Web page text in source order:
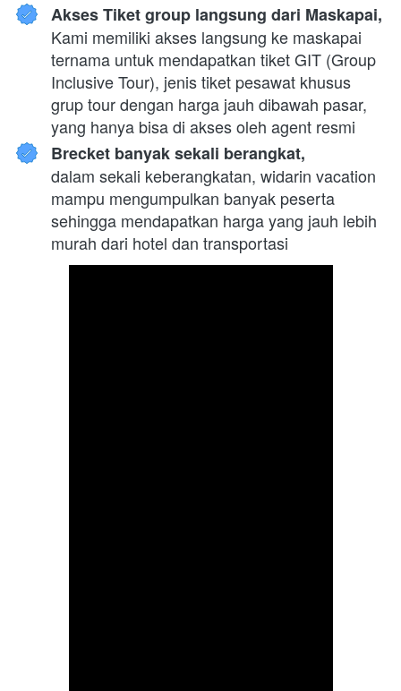
Akses Tiket group langsung dari Maskapai,
Kami memiliki akses langsung ke maskapai
ternama untuk mendapatkan tiket GIT (Group
Inclusive Tour), jenis tiket pesawat khusus
grup tour dengan harga jauh dibawah pasar,
yang hanya bisa di akses oleh agent resmi
Brecket banyak sekali berangkat,
dalam sekali keberangkatan, widarin vacation
mampu mengumpulkan banyak peserta
sehingga mendapatkan harga yang jauh lebih
murah dari hotel dan transportasi